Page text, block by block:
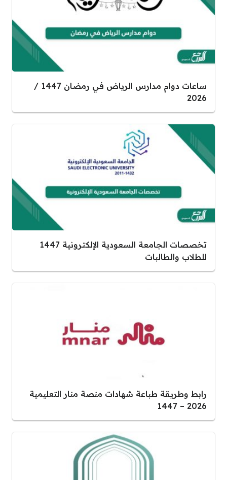
ساعات دوام مدارس الرياض في رمضان 1447 /
2026
تخصصات الجامعة السعودية الإلكترونية 1447
للطلاب والطالبات
رابط وطريقة طباعة شهادات منصة منار التعليمية
2026 – 1447